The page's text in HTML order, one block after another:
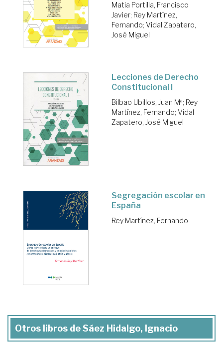
Matia Portilla, Francisco
Javier; Rey Martínez,
Fernando; Vidal Zapatero,
José Miguel
Lecciones de Derecho
Constitucional I
Bilbao Ubillos, Juan Mª; Rey
Martínez, Fernando; Vidal
Zapatero, José Miguel
Segregación escolar en
España
Rey Martínez, Fernando
Otros libros de Sáez Hidalgo, Ignacio